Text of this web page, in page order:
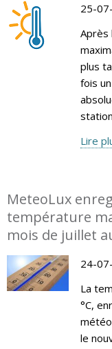
25-
Après
plus
fois
Lire
MeteoLux
température
mois de juillet
24-
La
°C,
le